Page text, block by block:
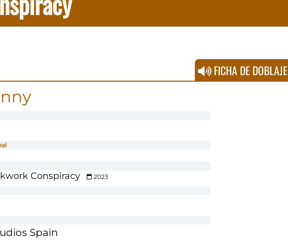
FICHA DE DOBLAJE
Conspiracy
2023
Spain